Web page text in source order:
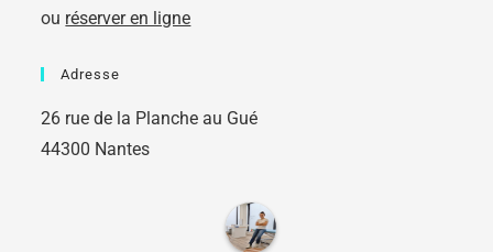
ou réserver en ligne
Adresse
26 rue de la Planche au Gué
44300 Nantes